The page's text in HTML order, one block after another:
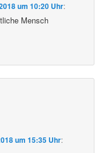
um 10:20 Uhr:
Mensch
um 15:35 Uhr: